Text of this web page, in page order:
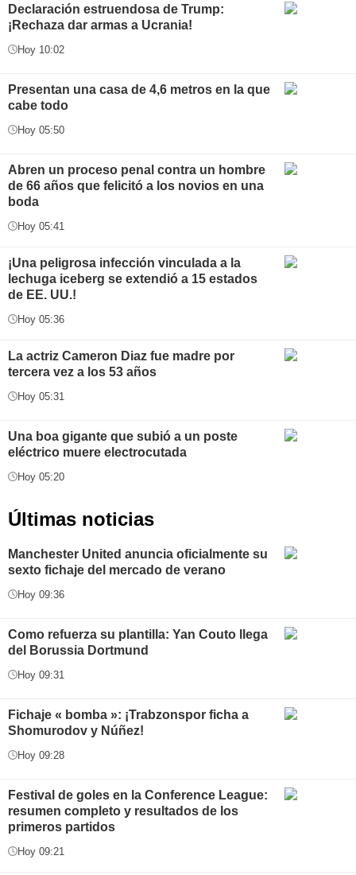
Declaración estruendosa de Trump:
¡Rechaza dar armas a Ucrania!
Hoy 10:02
Presentan una casa de 4,6 metros en la que
cabe todo
Hoy 05:50
Abren un proceso penal contra un hombre
de 66 años que felicitó a los novios en una
boda
Hoy 05:41
¡Una peligrosa infección vinculada a la
lechuga iceberg se extendió a 15 estados
de EE. UU.!
Hoy 05:36
La actriz Cameron Diaz fue madre por
tercera vez a los 53 años
Hoy 05:31
Una boa gigante que subió a un poste
eléctrico muere electrocutada
Hoy 05:20
Últimas noticias
Manchester United anuncia oficialmente su
sexto fichaje del mercado de verano
Hoy 09:36
Como refuerza su plantilla: Yan Couto llega
del Borussia Dortmund
Hoy 09:31
Fichaje « bomba »: ¡Trabzonspor ficha a
Shomurodov y Núñez!
Hoy 09:28
Festival de goles en la Conference League:
resumen completo y resultados de los
primeros partidos
Hoy 09:21